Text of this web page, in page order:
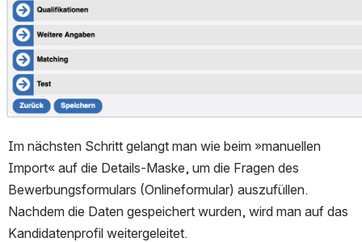
Im nächsten Schritt gelangt man wie beim »manuellen
Import« auf die Details-Maske, um die Fragen des
Bewerbungsformulars (Onlineformular) auszufüllen.
Nachdem die Daten gespeichert wurden, wird man auf das
Kandidatenprofil weitergeleitet.